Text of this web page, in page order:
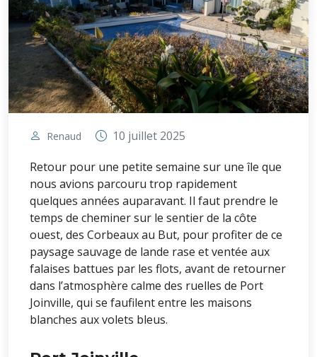
Renaud
10 juillet 2025
Retour pour une petite semaine sur une île que
nous avions parcouru trop rapidement
quelques années auparavant. Il faut prendre le
temps de cheminer sur le sentier de la côte
ouest, des Corbeaux au But, pour profiter de ce
paysage sauvage de lande rase et ventée aux
falaises battues par les flots, avant de retourner
dans l’atmosphère calme des ruelles de Port
Joinville, qui se faufilent entre les maisons
blanches aux volets bleus.